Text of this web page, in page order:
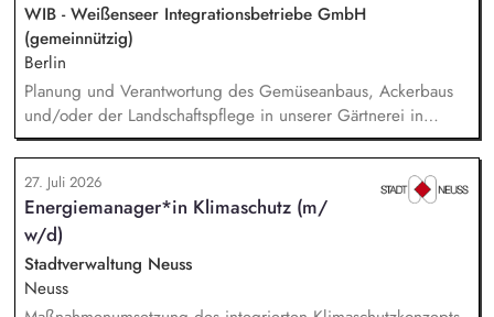
WIB - Weißenseer Integrationsbetriebe GmbH
(gemeinnützig)
Berlin
Planung und Verantwortung des Gemüseanbaus, Ackerbaus
und/oder der Landschaftspflege in unserer Gärtnerei in
Berlin-Malchow, Umsetzung eines zertifizierten Bio-Anbaus,
fachliche Anleitung und Unterstützung der Teilnehmenden
und Beschäftigten, Organisation der Arbeitsabläufe und einer
zweckmäßigen Arbeitsplatzgestaltung, Überwachung der
Einhaltung von Gesundheits-, Arbeitsschutz- und
Unfallverhütungsvorschriften.
27. Juli 2026
Energiemanager*in Klimaschutz (m/
w/d)
Stadtverwaltung Neuss
Neuss